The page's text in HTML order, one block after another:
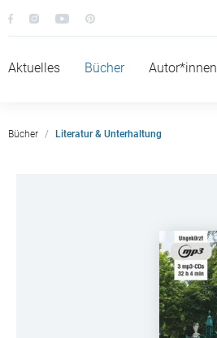
Aktuelles Bücher Autor*innen
Bücher Literatur & Unterhaltung